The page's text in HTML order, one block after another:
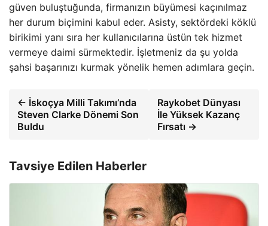
güven buluştuğunda, firmanızın büyümesi kaçınılmaz
her durum biçimini kabul eder. Asisty, sektördeki köklü
birikimi yanı sıra her kullanıcılarına üstün tek hizmet
vermeye daimi sürmektedir. İşletmeniz da şu yolda
şahsi başarınızı kurmak yönelik hemen adımlara geçin.
← İskoçya Milli Takımı’nda
Steven Clarke Dönemi Son
Buldu
Raykobet Dünyası
İle Yüksek Kazanç
Fırsatı →
Tavsiye Edilen Haberler